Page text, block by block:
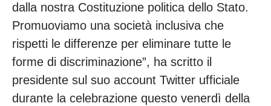
dalla nostra Costituzione politica dello Stato.
Promuoviamo una società inclusiva che
rispetti le differenze per eliminare tutte le
forme di discriminazione”, ha scritto il
presidente sul suo account Twitter ufficiale
durante la celebrazione questo venerdì della